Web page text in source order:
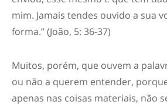
mim. Jamais tendes ouvido a sua
forma.” (João, 5: 36-37)
Muitos, porém, que ouvem a
ou não a querem entender,
apenas nas coisas materiais, não